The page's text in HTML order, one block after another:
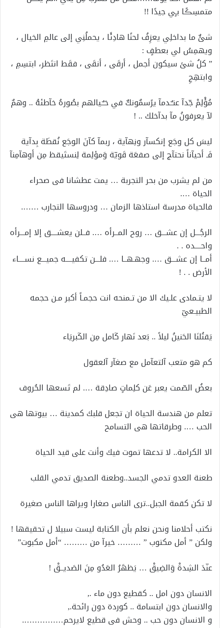
متمسِڪًا بـٍي جيدًا !!
شئٌ ما بداخلِي يعزِفُ لحنًا هادِئًا ، يحملُنِي إلى عالمِ الخيال ،
ويهمِسُ لي بعطفٍ :
” كلُ شئ سيكون أجمل ، أرقَى ، أنقَى ، فقَط انتَظر، ابتسِمِ ،
وابتهِجِ
مُؤْلِمْ جّدآ عنـٌـدمآ يرًسمٌونكٌ في خـٌـيالهم بصُورهُ خآطئهُ .. وهمٌ
لآ يعرفونُ مآ بدآخلك .. !
ليسَ كل وجَع إنكسآر ونِهآية ، ربمآ كآنَ الوجَع نُقطَة بِدآية
فَـ أحيآناً نحتآج إلى صفعَة قَويّة وَمؤلِمة لِنستَيقظ مِن أوهآمِنآ
من لم يشرب من بحر التجربة … يمت عطشانا فى صحراء
الحياة ….
فالحياة مدرسة استاذها الزمان … ودروسها التجارب …….
الرجُـــل إن عشـــق … روح المــرأه …. فــلن يعشــــق إلا إمـــرأه
واحــــده . .
أمــا إن عشـــق …. وجهـهــا …. فلـــن تكفيــــه جميـــع نســــاء
الأرض . . !
ﻻ يتـمادى علـيك الا من تـمنحه انت حجمـاً أكبر مـن حجمه
الطبيـعيّ
يَقتُلنَا الحَنينُ ليلاً .. بَعد نَهار كَامل مِن الكَبريَاء
كم هو متعب آلتعآمل مع صغآر آلعقول
بعضُ الصّمت يعبر عَن كلِماتٍ صادِقة …. لم تَسعها الحُروف
تعلم من هندسة الحياة ان تجعل قلبك كمدينة … بيوتها هى
الحب …. وطرقاتها هى التسامح
الا الكرامة.. لا تدعها تموت فيك وأنت على قيد الحياة
طعنة العدو تدمي الجسد..وطعنة الصديق تدمي القلب
لا تكن كقمة الجبل..ترى الناس صغارا ويراها الناس صغيرة
نكتب أحلامنا ونحن نعلم بأن الكتابة ليست سبيلا ل تحقيقها !
ولكن ” أمل مكتوب ” ……… خيرآ من ……… “أمل مكبوت”
عنّدَ الشِدةْ وَالضِيقْ … يَظهَرُ العَدُو مِنَ الصَديــقْ !
الانسان دون امل .. كقطيع دون ماء .,
والانسان دون ابتسامة .. كوردة دون رائحة.,
و الانسان دون حب .. وحش فى قطيع لايرحم…………….